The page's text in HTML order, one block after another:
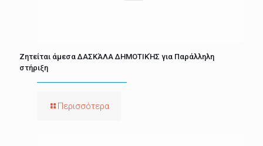
Ζητείται άμεσα ΔΑΣΚΆΛΑ ΔΗΜΟΤΙΚΉΣ για Παράλληλη
στήριξη
Περισσότερα